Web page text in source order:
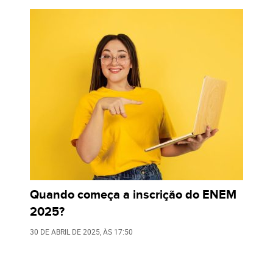
Quando começa a inscrição do ENEM
2025?
30 DE ABRIL DE 2025, ÀS 17:50